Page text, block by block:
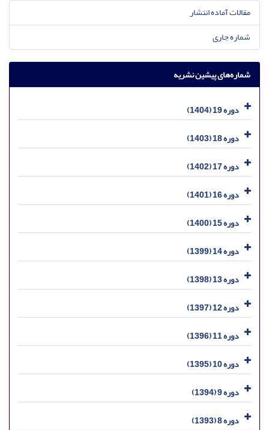
مقالات آماده انتشار
شماره جاری
شماره‌های پیشین نشریه
دوره 19 (1404)
دوره 18 (1403)
دوره 17 (1402)
دوره 16 (1401)
دوره 15 (1400)
دوره 14 (1399)
دوره 13 (1398)
دوره 12 (1397)
دوره 11 (1396)
دوره 10 (1395)
دوره 9 (1394)
دوره 8 (1393)